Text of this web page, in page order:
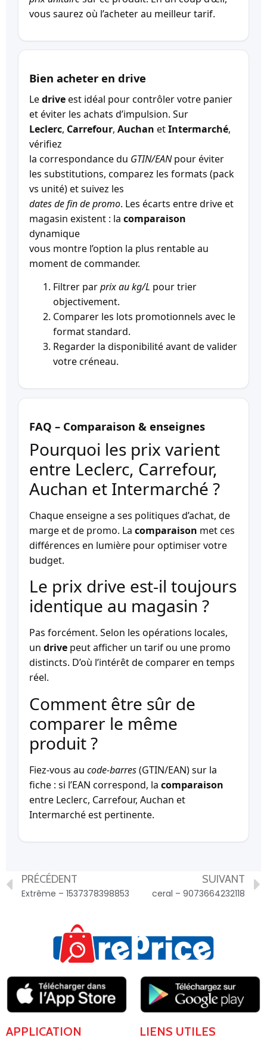
vous saurez où l’acheter au meilleur tarif.
Bien acheter en drive
Ledriveest idéal pour contrôler votre panier
et éviter les achats d’impulsion. Sur
Leclerc, Carrefour, Auchan etIntermarché,
vérifiez
la correspondance du GTIN/EANpour éviter
les substitutions, comparez les formats (pack
vs unité) et suivez les
dates de fin de promo. Les écarts entre drive et
magasin existent : la comparaison
dynamique
vous montre l’option la plus rentable au
moment de commander.
Filtrer parprix au kg/L pour trier
objectivement.
Comparer les lots promotionnels avec le
format standard.
Regarder la disponibilité avant de valider
votre créneau.
FAQ – Comparaison & enseignes
Pourquoi les prix varient
entre Leclerc, Carrefour,
Auchan et Intermarché ?
Chaque enseigne a ses politiques d’achat, de
marge et de promo. La comparaison met ces
différences en lumière pour optimiser votre
budget.
Le prix drive est-il toujours
identique au magasin ?
Pas forcément. Selon les opérations locales,
un drive peut afficher un tarif ou une promo
distincts. D’où l’intérêt de comparer en temps
réel.
Comment être sûr de
comparer le même
produit ?
Fiez-vous au code-barres(GTIN/EAN) sur la
fiche : si l’EAN correspond, la comparaison
entre Leclerc, Carrefour, Auchan et
Intermarché est pertinente.
PRÉCÉDENT
Extrême – 1537378398853
SUIVANT
ceral – 9073664232118
APPLICATION LIENS UTILES